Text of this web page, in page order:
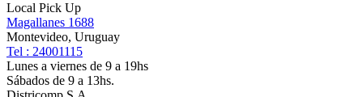
Local Pick Up
Magallanes 1688
Montevideo, Uruguay
Tel : 24001115
Lunes a viernes de 9 a 19hs
Sábados de 9 a 13hs.